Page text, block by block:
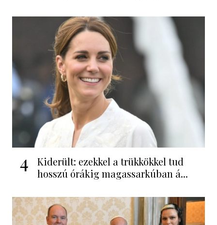
4
Kiderült: ezekkel a trükkökkel tud
hosszú órákig magassarkúban á...